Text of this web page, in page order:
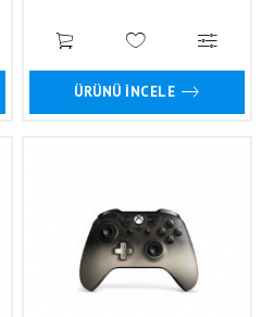
ÜRÜNÜ İNCELE